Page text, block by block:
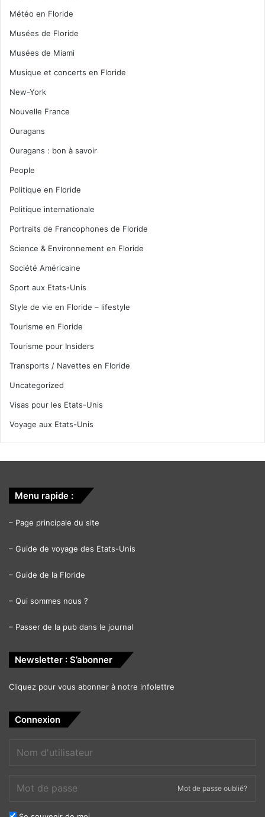
Météo en Floride
Musées de Floride
Musées de Miami
Musique et concerts en Floride
New-York
Nouvelle France
Ouragans
Ouragans : bon à savoir
People
Politique en Floride
Politique internationale
Portraits de Francophones de Floride
Science & Environnement en Floride
Société Américaine
Sport aux Etats-Unis
Style de vie en Floride – lifestyle
Tourisme en Floride
Tourisme pour Insiders
Transports / Navettes en Floride
Uncategorized
Visas pour les Etats-Unis
Voyage aux Etats-Unis
Menu rapide :
– Page principale du site
– Guide de voyage des Etats-Unis
– Guide de la Floride
– Qui sommes nous ?
– Passer de la pub dans le journal
Newsletter : S’abonner
Cliquez pour vous abonner à notre infolettre
Connexion
Mot de passe oublié?